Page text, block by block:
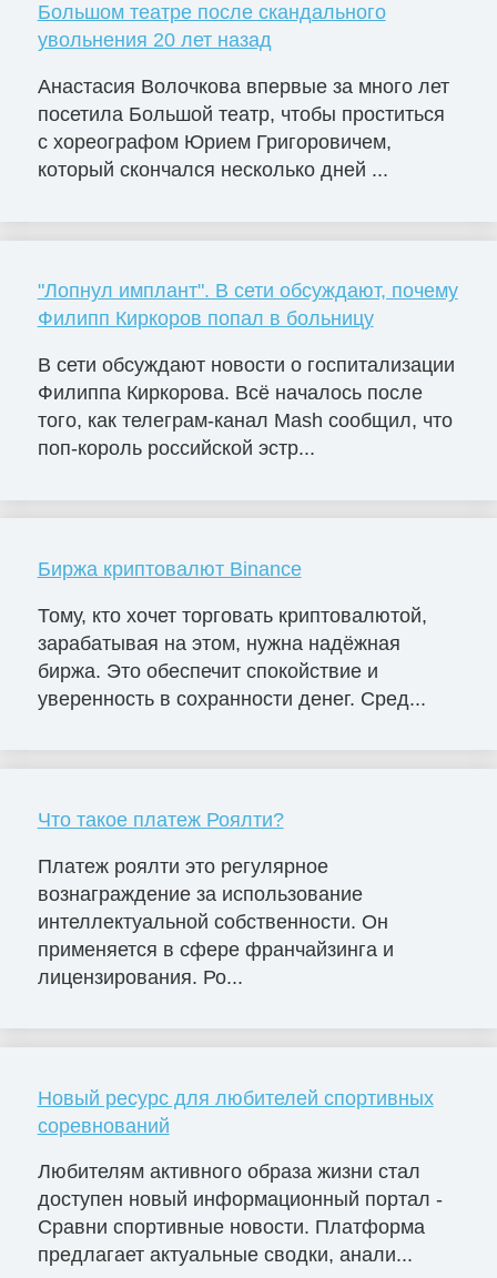
Большом театре после скандального
увольнения 20 лет назад
Анастасия Волочкова впервые за много лет
посетила Большой театр, чтобы проститься
с хореографом Юрием Григоровичем,
который скончался несколько дней ...
"Лопнул имплант". В сети обсуждают, почему
Филипп Киркоров попал в больницу
В сети обсуждают новости о госпитализации
Филиппа Киркорова. Всё началось после
того, как телеграм-канал Mash сообщил, что
поп-король российской эстр...
Биржа криптовалют Binance
Тому, кто хочет торговать криптовалютой,
зарабатывая на этом, нужна надёжная
биржа. Это обеспечит спокойствие и
уверенность в сохранности денег. Сред...
Что такое платеж Роялти?
Платеж роялти это регулярное
вознаграждение за использование
интеллектуальной собственности. Он
применяется в сфере франчайзинга и
лицензирования. Ро...
Новый ресурс для любителей спортивных
соревнований
Любителям активного образа жизни стал
доступен новый информационный портал -
Сравни спортивные новости. Платформа
предлагает актуальные сводки, анали...